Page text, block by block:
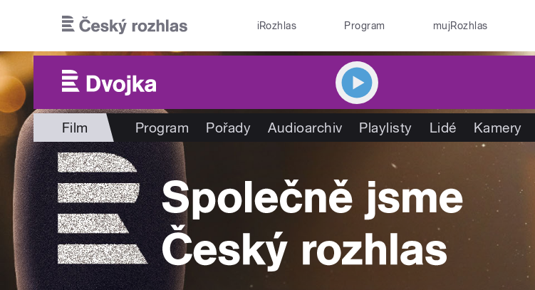
iRozhlas Program mujRozhlas
Film Program Pořady Audioarchiv Playlisty Lidé Kamery